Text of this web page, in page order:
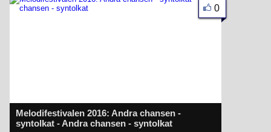
Melodifestivalen 2016: Andra chansen -
syntolkat - Andra chansen - syntolkat
0